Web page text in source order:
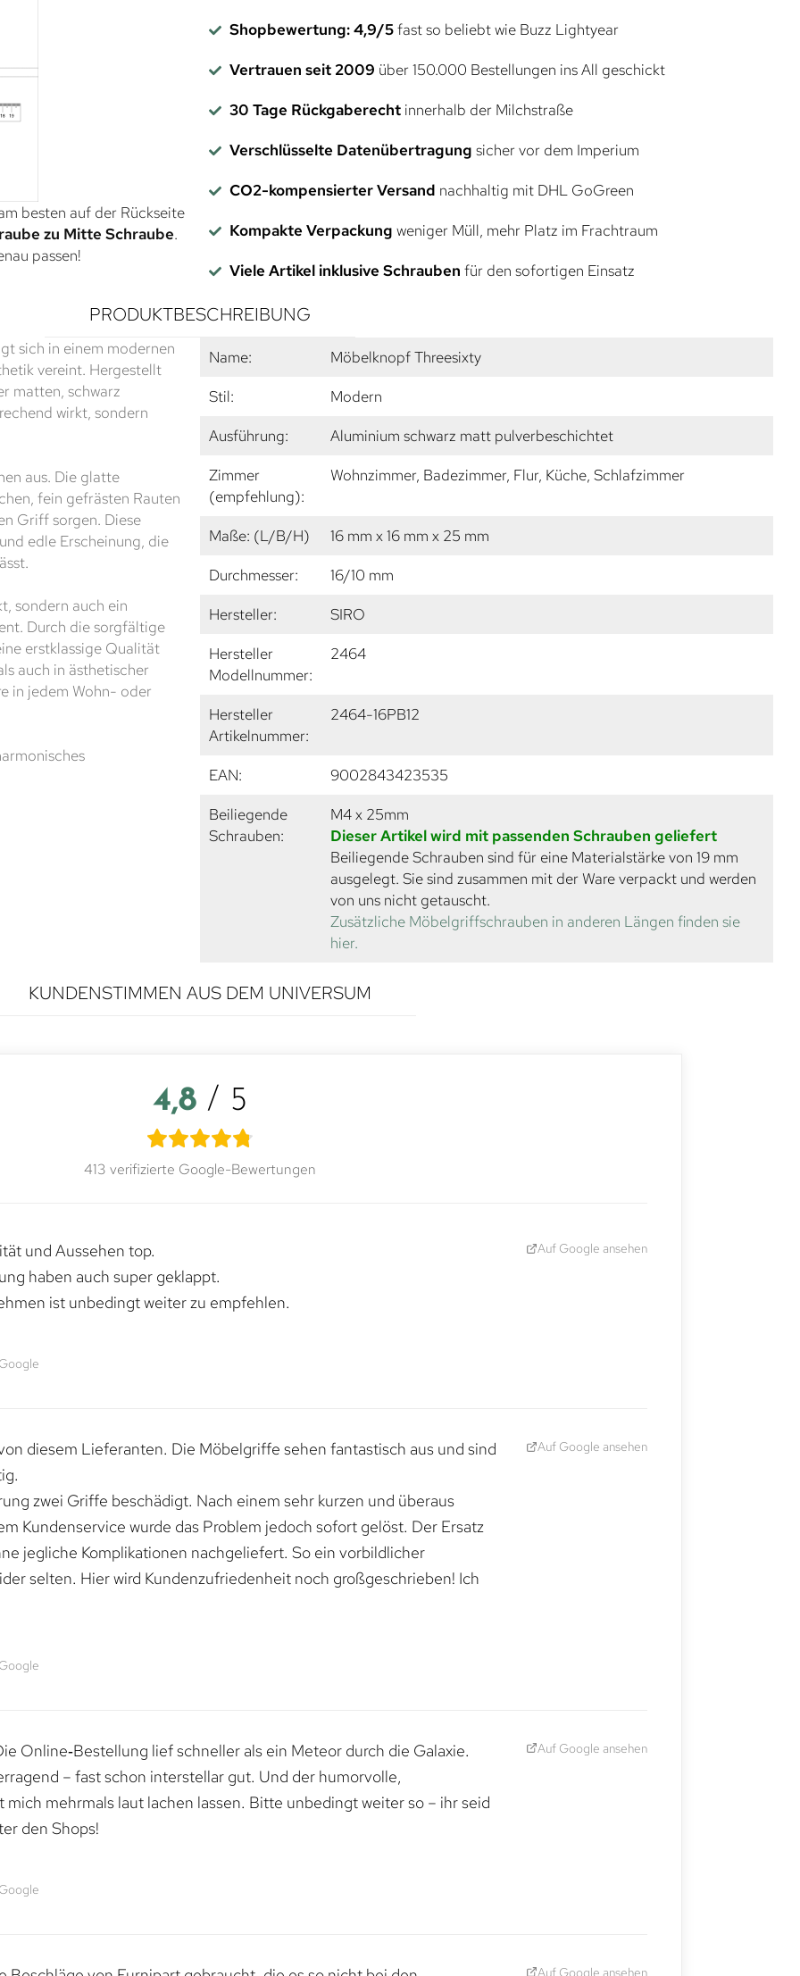
besten auf der Rückseite
zu Mitte Schraube.
passen!
Shopbewertung: 4,9/5fast so beliebt wie Buzz Lightyear
Vertrauen seit 2009 über 150.000 Bestellungen ins All geschickt
30 Tage Rückgaberechtinnerhalb der Milchstraße
Verschlüsselte Datenübertragung sicher vor dem Imperium
CO2-kompensierter Versand nachhaltig mit DHL GoGreen
Kompakte Verpackung weniger Müll, mehr Platz im Frachtraum
Viele Artikel inklusive Schrauben für den sofortigen Einsatz
PRODUKTBESCHREIBUNG
sich in einem modernen
vereint. Hergestellt
matten, schwarz
wirkt, sondern
aus. Die glatte
fein gefrästen Rauten
Griff sorgen. Diese
edle Erscheinung, die
sondern auch ein
Durch die sorgfältige
erstklassige Qualität
auch in ästhetischer
in jedem Wohn- oder
Name:
Möbelknopf Threesixty
Stil:
Modern
Ausführung:
Aluminium schwarz matt pulverbeschichtet
Zimmer
(empfehlung):
Wohnzimmer, Badezimmer, Flur, Küche, Schlafzimmer
Maße: (L/B/H)
16 mm x 16 mm x 25 mm
Durchmesser:
16/10 mm
Hersteller:
SIRO
Hersteller
Modellnummer:
2464
Hersteller
Artikelnummer:
2464-16PB12
EAN:
9002843423535
Beiliegende
Schrauben:
M4 x 25mm
Dieser Artikel wird mit passenden Schrauben geliefert
Beiliegende Schrauben sind für eine Materialstärke von 19 mm
ausgelegt. Sie sind zusammen mit der Ware verpackt und werden
von uns nicht getauscht.
Zusätzliche Möbelgriffschrauben in anderen Längen finden sie
hier.
KUNDENSTIMMEN AUS DEM UNIVERSUM
4,8 / 5
413 verifizierte Google-Bewertungen
und Aussehen top.
haben auch super geklappt.
ist unbedingt weiter zu empfehlen.
Auf Google ansehen
diesem Lieferanten. Die Möbelgriffe sehen fantastisch aus und sind
zwei Griffe beschädigt. Nach einem sehr kurzen und überaus
Kundenservice wurde das Problem jedoch sofort gelöst. Der Ersatz
jegliche Komplikationen nachgeliefert. So ein vorbildlicher
selten. Hier wird Kundenzufriedenheit noch großgeschrieben! Ich
Auf Google ansehen
Online‑Bestellung lief schneller als ein Meteor durch die Galaxie.
– fast schon interstellar gut. Und der humorvolle,
mich mehrmals laut lachen lassen. Bitte unbedingt weiter so – ihr seid
den Shops!
Auf Google ansehen
Auf Google ansehen